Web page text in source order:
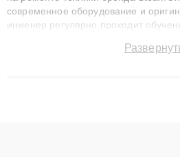
современное оборудование и
инженер регулярно проходит
восстанавливать технику с